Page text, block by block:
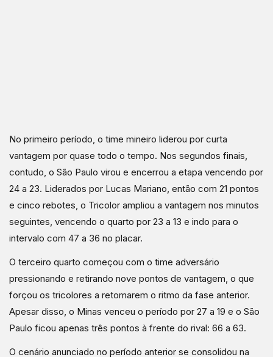
No primeiro período, o time mineiro liderou por curta
vantagem por quase todo o tempo. Nos segundos finais,
contudo, o São Paulo virou e encerrou a etapa vencendo por
24 a 23. Liderados por Lucas Mariano, então com 21 pontos
e cinco rebotes, o Tricolor ampliou a vantagem nos minutos
seguintes, vencendo o quarto por 23 a 13 e indo para o
intervalo com 47 a 36 no placar.
O terceiro quarto começou com o time adversário
pressionando e retirando nove pontos de vantagem, o que
forçou os tricolores a retomarem o ritmo da fase anterior.
Apesar disso, o Minas venceu o período por 27 a 19 e o São
Paulo ficou apenas três pontos à frente do rival: 66 a 63.
O cenário anunciado no período anterior se consolidou na